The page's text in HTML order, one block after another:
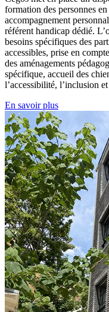
formation des personnes
accompagnement
référent handicap dédié.
besoins spécifiques des
accessibles, prise en
des aménagements
spécifique, accueil des
l’accessibilité, l’inclusion
En savoir plus